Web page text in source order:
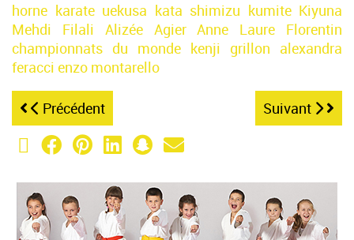
horne karate uekusa kata shimizu kumite Kiyuna
Mehdi Filali Alizée AgierAnne Laure Florentin
championnats du monde kenji grillon alexandra
feracci enzo montarello
Précédent Suivant
X (Twitter)
Facebook
Pinterest
LinkedIn
Snapchat
Email